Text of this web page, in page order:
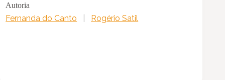
Autoria
Fernanda do Canto Rogério Satil